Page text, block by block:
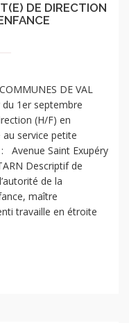
DE DIRECTION
DE VAL
1er septembre
(H/F) en
service petite
Avenue Saint Exupéry
Descriptif de
de la
maître
travaille en étroite